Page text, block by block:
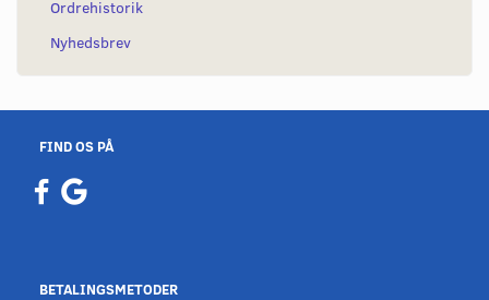
Ordrehistorik
Nyhedsbrev
FIND OS PÅ
BETALINGSMETODER